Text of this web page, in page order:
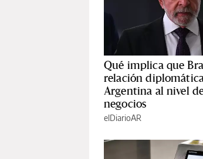
Qué implica que
relación
Argentina al nivel
negocios
elDiarioAR